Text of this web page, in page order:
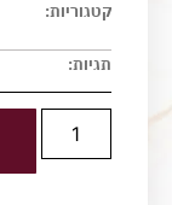
קטגוריות:
תגיות: